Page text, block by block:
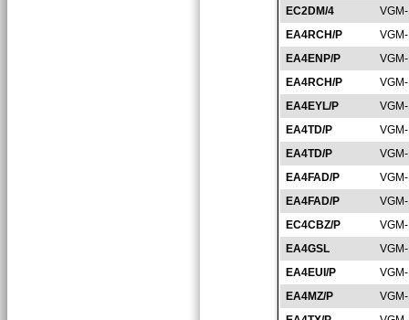
EC2DM/4
EA4RCH/P
EA4ENP/P
EA4RCH/P
EA4EYL/P
EA4TD/P
EA4TD/P
EA4FAD/P
EA4FAD/P
EC4CBZ/P
EA4GSL
EA4EUI/P
EA4MZ/P